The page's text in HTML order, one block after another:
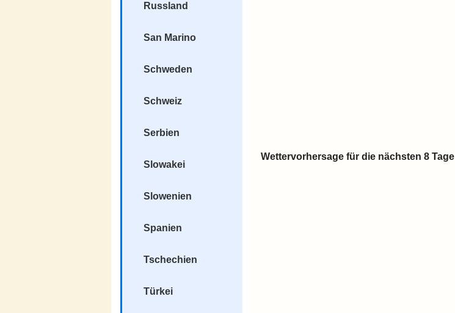
Russland
San Marino
Schweden
Schweiz
Serbien
Slowakei
Slowenien
Spanien
Tschechien
Türkei
Wettervorhersage für die nächsten 8 Tage